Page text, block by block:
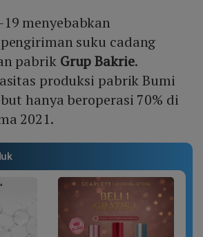
menyebabkan
suku cadang
pabrik Grup Bakrie.
produksi pabrik Bumi
hanya beroperasi 70% di
2021.